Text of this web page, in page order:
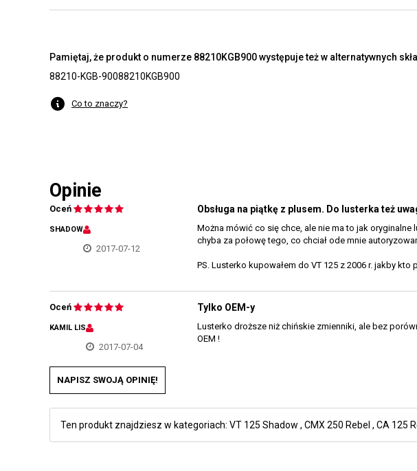
Pamiętaj, że produkt o numerze 88210KGB900 występuje też w alternatywnych
88210-KGB-90088210KGB900
Co to znaczy?
Opinie
Oceń
SHADOW
2017-07-12
Obsługa na piątkę z plusem. Do lusterka też
Można mówić co się chce, ale nie ma to jak
chyba za połowę tego, co chciał ode mnie
PS. Lusterko kupowałem do VT 125 z 2006 r. jakby kto
Oceń
KAMIL LIS
2017-07-04
Tylko OEM-y
Lusterko droższe niż chińskie zmienniki, ale bez
OEM !
NAPISZ SWOJĄ OPINIĘ!
Ten produkt znajdziesz w kategoriach: VT 125 Shadow , CMX 250 Rebel , CA 125